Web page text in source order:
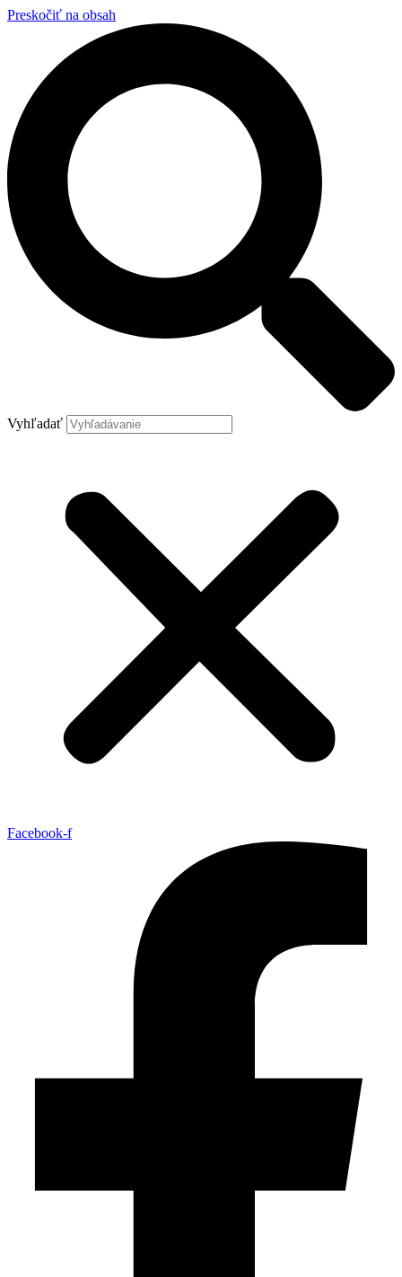
Preskočiť na obsah
Vyhľadať
Facebook-f